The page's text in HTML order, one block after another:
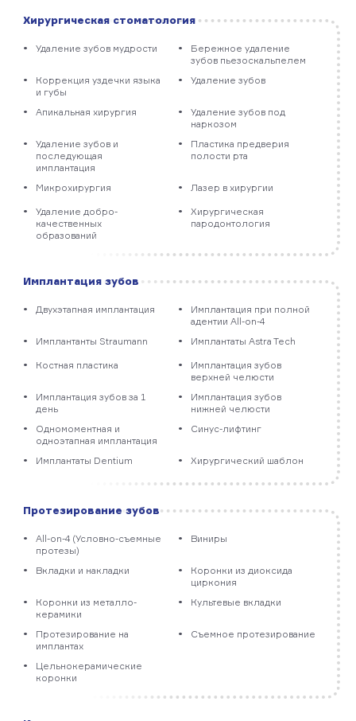
Хирургическая стоматология
Удаление зубов мудрости
Бережное удаление
зубов пьезоскальпелем
Коррекция уздечки языка
и губы
Удаление зубов
Апикальная хирургия
Удаление зубов под
наркозом
Удаление зубов и
последующая
имплантация
Пластика предверия
полости рта
Микрохирургия
Лазер в хирургии
Удаление добро­
качественных
образований
Хирургическая
пародонтология
Имплантация зубов
Двухэтапная имплантация
Имплантация при полной
адентии All-on-4
Имплантанты Straumann
Имплантаты Astra Tech
Костная пластика
Имплантация зубов
верхней челюсти
Имплантация зубов за 1
день
Имплантация зубов
нижней челюсти
Одномоментная и
одноэтапная имплантация
Синус-лифтинг
Имплантаты Dentium Хирургический шаблон
Протезирование зубов
All-on-4 (Условно-съемные
протезы)
Виниры
Вкладки и накладки
Коронки из диоксида
циркония
Коронки из металло­
керамики
Культевые вкладки
Протезирование на
имплантах
Съемное протезирование
Цельно­керамические
коронки